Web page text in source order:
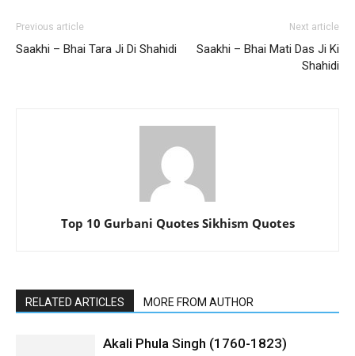
Previous article
Saakhi – Bhai Tara Ji Di Shahidi
Next article
Saakhi – Bhai Mati Das Ji Ki
Shahidi
Top 10 Gurbani Quotes Sikhism Quotes
RELATED ARTICLES MORE FROM AUTHOR
Akali Phula Singh (1760-1823)